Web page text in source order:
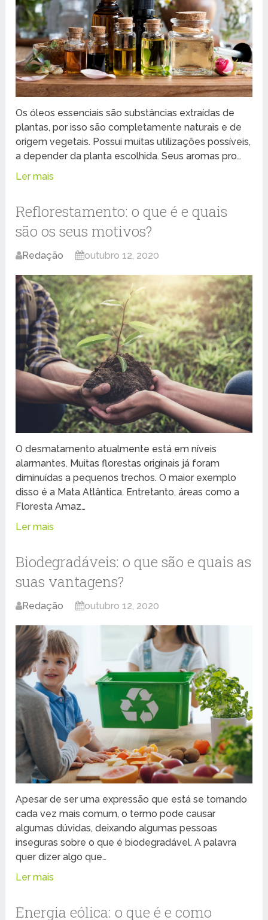
Os óleos essenciais são substâncias extraídas de
plantas, por isso são completamente naturais e de
origem vegetais. Possui muitas utilizações possíveis,
a depender da planta escolhida. Seus aromas pro…
Ler mais
Reflorestamento: o que é e quais
são os seus motivos?
Redação outubro 12, 2020
O desmatamento atualmente está em níveis
alarmantes. Muitas florestas originais já foram
diminuídas a pequenos trechos. O maior exemplo
disso é a Mata Atlântica. Entretanto, áreas como a
Floresta Amaz…
Ler mais
Biodegradáveis: o que são e quais as
suas vantagens?
Redação outubro 12, 2020
Apesar de ser uma expressão que está se tornando
cada vez mais comum, o termo pode causar
algumas dúvidas, deixando algumas pessoas
inseguras sobre o que é biodegradável. A palavra
quer dizer algo que…
Ler mais
Energia eólica: o que é e como